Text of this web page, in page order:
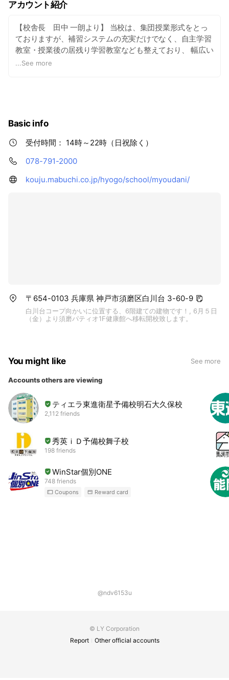
アカウント紹介
【校舎長 田中 一朗より】 当校は、集団授業形式をとっ
ておりますが、補習システムの充実だけでなく、自主学習
教室・授業後の居残り学習教室なども整えており、 幅広い
学力層のお子様にあった学習法を提供しております。長田
おります。 授業は、ベテラン教師陣の経験豊かな指導と、
若手教師陣の元気溌剌のバイタリティを融合させ、魅力あ
ください。
...See more
Basic info
受付時間： 14時～22時（日祝除く）
078-791-2000
kouju.mabuchi.co.jp/hyogo/school/myoudani/
〒654-0103 兵庫県 神戸市須磨区白川台 3-60-9
白川台コープ向かいに位置する、6階建ての建物です！, 6月５日
（金）より須磨パティオ1F健康館へ移転開校致します。
You might like See more
Accounts others are viewing
ティエラ東進衛星予備校明石大久保校
2,112 friends
秀英ｉＤ予備校舞子校
198 friends
WinStar個別ONE
748 friends
Coupons Reward card
@ndv6153u
© LY Corporation
Report
Other official accounts